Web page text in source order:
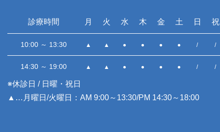
診療時間 月 火 水 木 金 土 日 祝
10:00 ～ 13:30 ▲ ▲ ● ● ● ● / /
14:30 ～ 19:00 ▲ ▲ ● ● ● ● / /
※休診日 / 日曜・祝日
▲…月曜日/火曜日：AM 9:00～13:30/PM 14:30～18:00